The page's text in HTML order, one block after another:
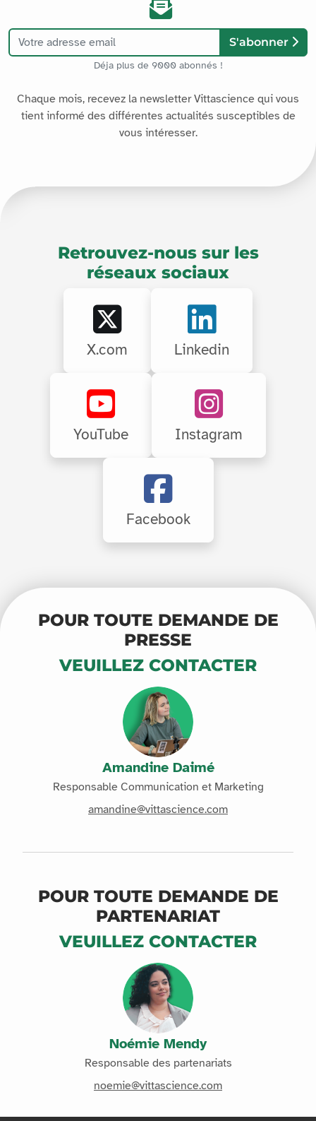
S'abonner
Déja plus de 9000 abonnés !
Chaque mois, recevez la newsletter Vittascience qui vous
tient informé des différentes actualités susceptibles de
vous intéresser.
Retrouvez-nous sur les
réseaux sociaux
X.com Linkedin
YouTube Instagram
Facebook
POUR TOUTE DEMANDE DE
PRESSE
VEUILLEZ CONTACTER
Amandine Daimé
Responsable Communication et Marketing
amandine@vittascience.com
POUR TOUTE DEMANDE DE
PARTENARIAT
VEUILLEZ CONTACTER
Noémie Mendy
Responsable des partenariats
noemie@vittascience.com